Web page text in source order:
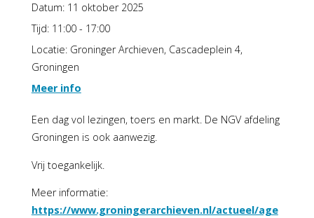
Datum: 11 oktober 2025
Tijd: 11:00 - 17:00
Locatie: Groninger Archieven, Cascadeplein 4,
Groningen
Meer info
Een dag vol lezingen, toers en markt. De NGV afdeling
Groningen is ook aanwezig.
Vrij toegankelijk.
Meer informatie:
https://www.groningerarchieven.nl/actueel/age